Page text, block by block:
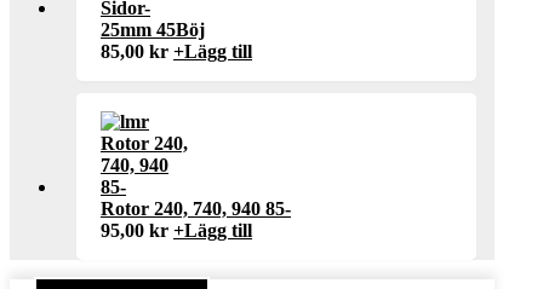
25mm 45Böj
85,00 kr +Lägg till
Rotor 240, 740, 940 85-
95,00 kr +Lägg till